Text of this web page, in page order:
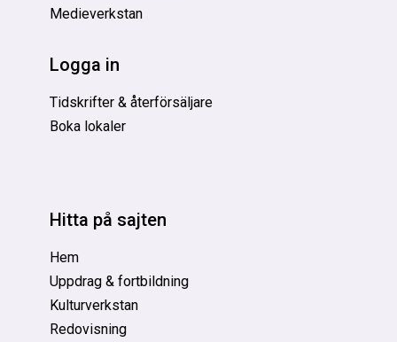
Medieverkstan
Logga in
Tidskrifter & återförsäljare
Boka lokaler
Hitta på sajten
Hem
Uppdrag & fortbildning
Kulturverkstan
Redovisning